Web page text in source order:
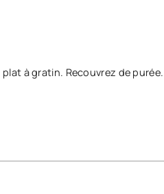
à gratin. Recouvrez de purée.